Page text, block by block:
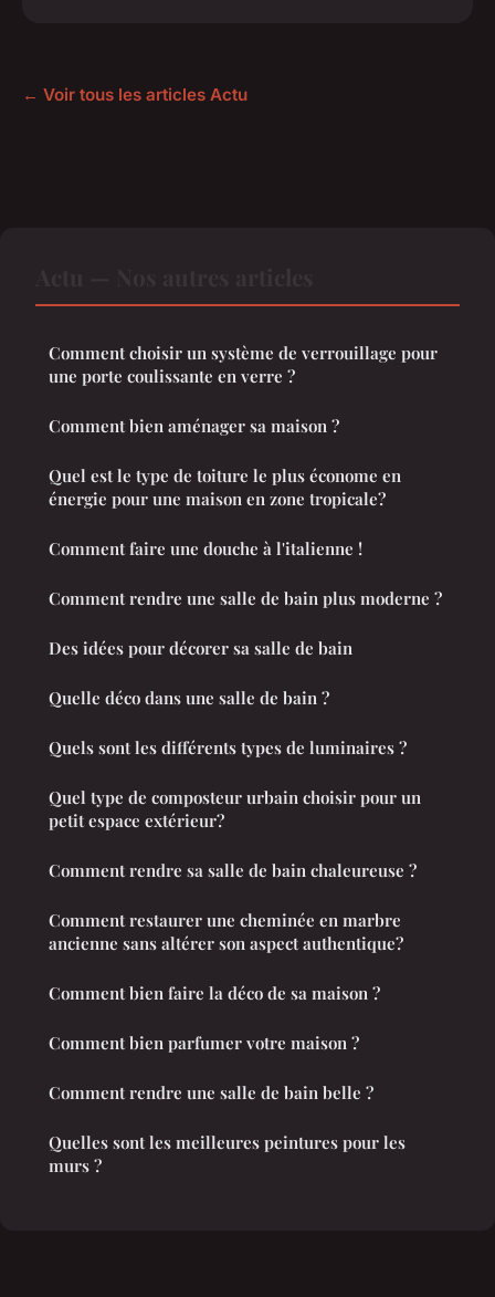
← Voir tous les articles Actu
Comment choisir un système de verrouillage pour
une porte coulissante en verre ?
Comment bien aménager sa maison ?
Quel est le type de toiture le plus économe en
énergie pour une maison en zone tropicale?
Comment faire une douche à l'italienne !
Comment rendre une salle de bain plus moderne ?
Des idées pour décorer sa salle de bain
Quelle déco dans une salle de bain ?
Quels sont les différents types de luminaires ?
Quel type de composteur urbain choisir pour un
petit espace extérieur?
Comment rendre sa salle de bain chaleureuse ?
Comment restaurer une cheminée en marbre
ancienne sans altérer son aspect authentique?
Comment bien faire la déco de sa maison ?
Comment bien parfumer votre maison ?
Comment rendre une salle de bain belle ?
Quelles sont les meilleures peintures pour les
murs ?